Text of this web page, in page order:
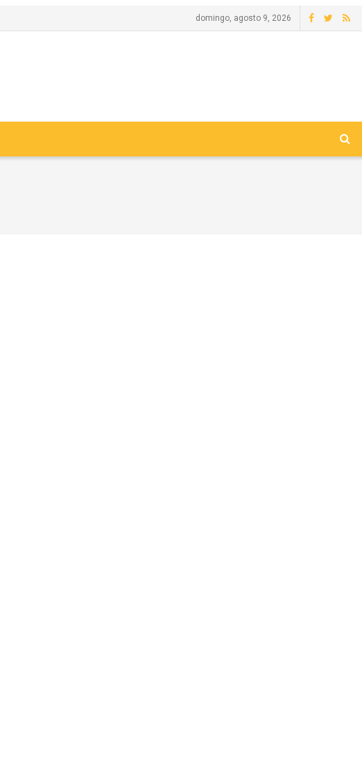
domingo, agosto 9, 2026